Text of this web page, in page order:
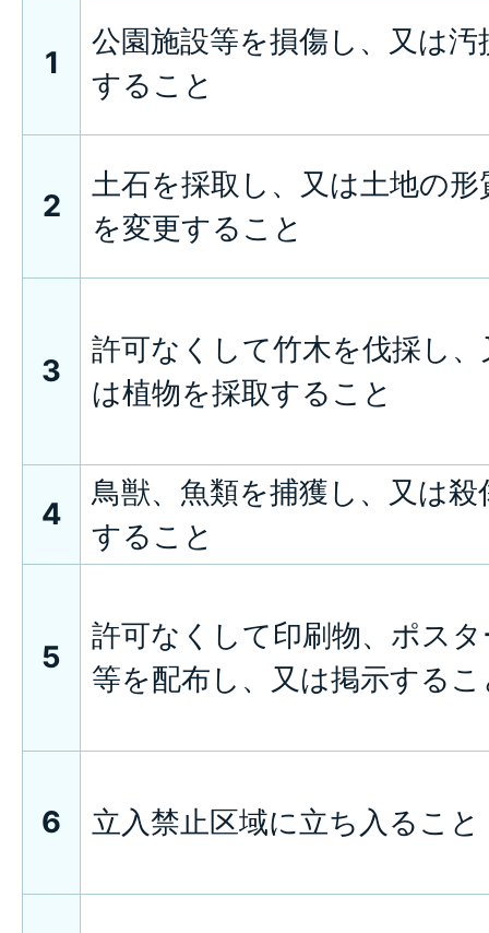
1
公園施設等を損傷し、又は汚
すること
2
土石を採取し、又は土地の形
を変更すること
3
許可なくして竹木を伐採し、
は植物を採取すること
4
鳥獣、魚類を捕獲し、又は殺
すること
5
許可なくして印刷物、ポスタ
等を配布し、又は掲示するこ
6 立入禁止区域に立ち入ること